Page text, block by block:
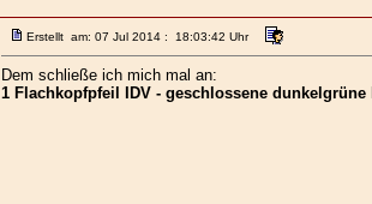
Erstellt am: 07 Jul 2014 : 18:03:42 Uhr
Dem schließe ich mich mal an:
1 Flachkopfpfeil IDV - geschlossene